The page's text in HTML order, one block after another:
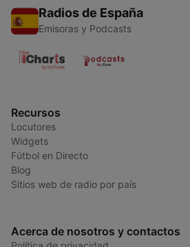
Radios de España
Emisoras y Podcasts
Recursos
Locutores
Widgets
Fútbol en Directo
Blog
Sitios web de radio por país
Acerca de nosotros y contactos